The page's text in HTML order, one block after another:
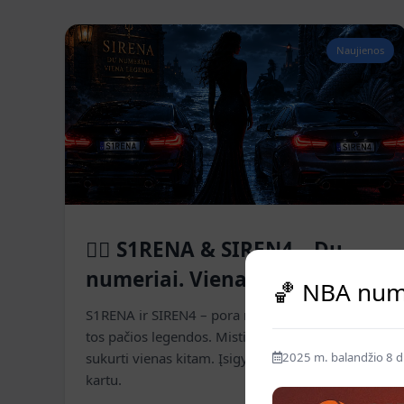
Naujienos
🧜‍♀️ S1RENA & SIREN4 – Du
numeriai. Viena legenda.
S1RENA ir SIREN4 – pora numerių, gimusių iš
tos pačios legendos. Mistiški, charizmatiški ir
sukurti vienas kitam. Įsigykite atskirai arba abu
kartu.
🏀 NBA
2025 m. balandžio 8